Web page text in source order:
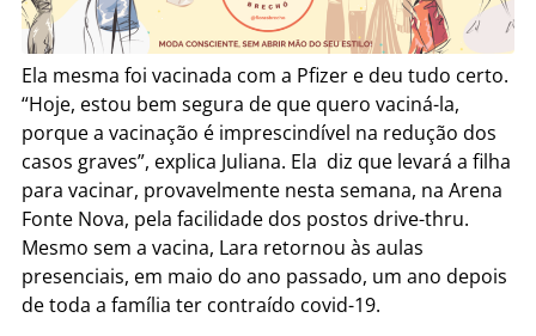
Ela mesma foi vacinada com a Pfizer e deu tudo certo.
“Hoje, estou bem segura de que quero vaciná-la,
porque a vacinação é imprescindível na redução dos
casos graves”, explica Juliana. Ela diz que levará a filha
para vacinar, provavelmente nesta semana, na Arena
Fonte Nova, pela facilidade dos postos drive-thru.
Mesmo sem a vacina, Lara retornou às aulas
presenciais, em maio do ano passado, um ano depois
de toda a família ter contraído covid-19.